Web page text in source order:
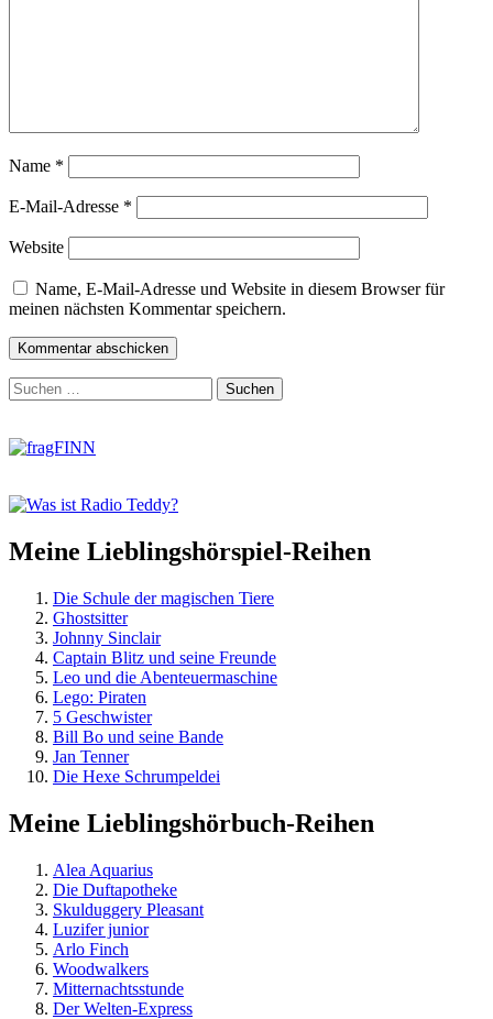
Name *
E-Mail-Adresse *
Website
Name, E-Mail-Adresse und Website in diesem Browser für
meinen nächsten Kommentar speichern.
Zum
Footer
Suchen
nach:
Meine Lieblingshörspiel-Reihen
Die Schule der magischen Tiere
Ghostsitter
Johnny Sinclair
Captain Blitz und seine Freunde
Leo und die Abenteuermaschine
Lego: Piraten
5 Geschwister
Bill Bo und seine Bande
Jan Tenner
Die Hexe Schrumpeldei
Meine Lieblingshörbuch-Reihen
Alea Aquarius
Die Duftapotheke
Skulduggery Pleasant
Luzifer junior
Arlo Finch
Woodwalkers
Mitternachtsstunde
Der Welten-Express